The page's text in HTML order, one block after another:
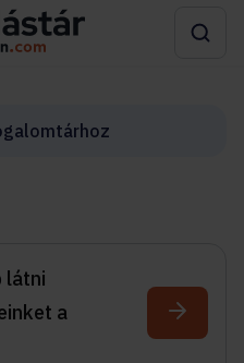
látni
a